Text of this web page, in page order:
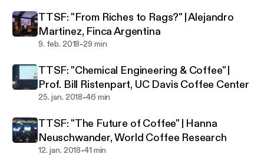
TTSF: "From Riches to Rags?" | Alejandro
Martinez, Finca Argentina
9. feb. 2018-29 min
TTSF: "Chemical Engineering & Coffee" |
Prof. Bill Ristenpart, UC Davis Coffee Center
25. jan. 2018-46 min
TTSF: "The Future of Coffee" | Hanna
Neuschwander, World Coffee Research
12. jan. 2018-41 min